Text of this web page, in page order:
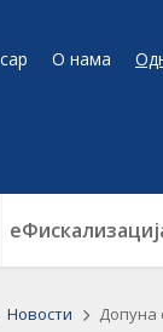
О нама
Новости Допуна